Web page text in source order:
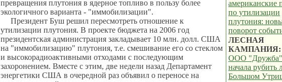
американские
по утилизации
плутония:
поворот
ЛЕСНАЯ
КАМПАНИЯ:
ООО "Дружба"
начала рубить
Большом
превращения плутония в ядерное топливо в пользу более
экологичного варианта - "иммобилизации".
Президент Буш решил пересмотреть отношение к
утилизации плутония. В проекте бюджета на 2006 год
президентская администрация закладывает 10 млн. долл. США
на "иммобилизацию" плутония, т.е. смешивание его со стеклом
и высокорадиоактивными отходами с последующим
захоронением. Вместе с этим, две недели назад Департамент
энергетики США в очередной раз объявил о переносе на